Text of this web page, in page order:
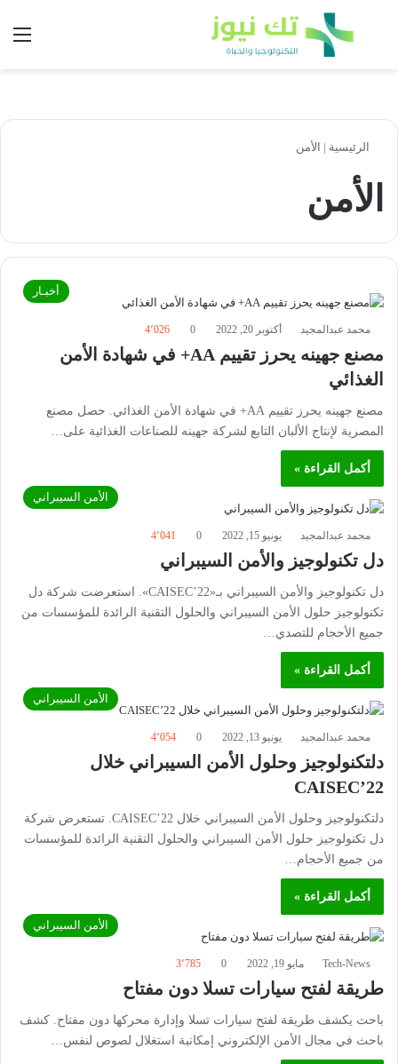
بحث عن
الرئيسية | الأمن
الأمن
أخبـار
محمد عبدالمجيد أكتوبر 20, 2022 0 4٬026
مصنع جهينه يحرز تقييم AA+ في شهادة الأمن
الغذائي
مصنع جهينه يحرز تقييم AA+ في شهادة الأمن الغذائي. حصل مصنع
المصرية لإنتاج الألبان التابع لشركة جهينه للصناعات الغذائية على…
أكمل القراءة »
الأمن السيبراني
محمد عبدالمجيد يونيو 15, 2022 0 4٬041
دل تكنولوجيز والأمن السيبراني
دل تكنولوجيز والأمن السيبراني بـ«CAISEC’22». استعرضت شركة دل
تكنولوجيز حلول الأمن السيبراني والحلول التقنية الرائدة للمؤسسات من
جميع الأحجام للتصدي…
أكمل القراءة »
الأمن السيبراني
محمد عبدالمجيد يونيو 13, 2022 0 4٬054
دلتكنولوجيز وحلول الأمن السيبراني خلال
CAISEC’22
دلتكنولوجيز وحلول الأمن السيبراني خلال CAISEC’22. تستعرض شركة
دل تكنولوجيز حلول الأمن السيبراني والحلول التقنية الرائدة للمؤسسات
من جميع الأحجام…
أكمل القراءة »
الأمن السيبراني
Tech-News مايو 19, 2022 0 3٬785
طريقة لفتح سيارات تسلا دون مفتاح
باحث يكشف طريقة لفتح سيارات تسلا وإدارة محركها دون مفتاح. كشف
باحث في مجال الأمن الإلكتروني إمكانية استغلال لصوص لنفس…